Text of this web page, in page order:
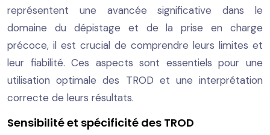
représentent une avancée significative dans le
domaine du dépistage et de la prise en charge
précoce, il est crucial de comprendre leurs limites et
leur fiabilité. Ces aspects sont essentiels pour une
utilisation optimale des TROD et une interprétation
correcte de leurs résultats.
Sensibilité et spécificité des TROD